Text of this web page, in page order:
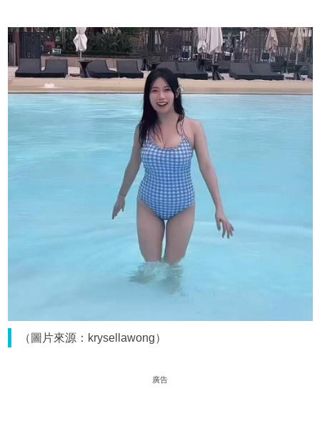
（圖片來源：krysellawong）
廣告